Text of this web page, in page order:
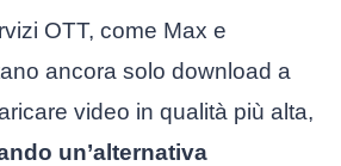
OTT, come Max e
ancora solo download a
video in qualità più alta,
un’alternativa